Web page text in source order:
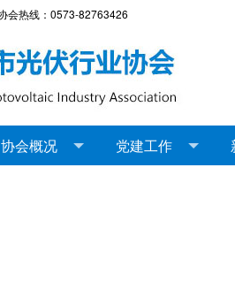
会热线：0573-82763426
协会概况 党建工作